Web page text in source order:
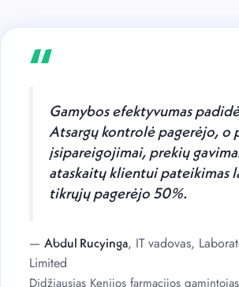
“
Gamybos efektyvumas
Atsargų kontrolė pagerėjo, o
įsipareigojimai, prekių
ataskaitų klientui pateikimas
tikrųjų pagerėjo 50%.
— Abdul Rucyinga, IT vadovas,
Limited
Didžiausias Kenijos farmacijos